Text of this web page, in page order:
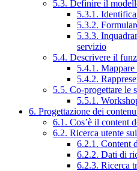
5.3. Definire il
5.3.1.
5.3.2.
5.3.3.
servizio
5.4. Descrivere il
5.4.1. Mappare
5.4.2.
5.5. Co-progettare le
5.5.1.
6. Progettazione dei
6.1. Cos’è il content
6.2. Ricerca utente
6.2.1. Content
6.2.2. Dati di
6.2.3. Ricerca